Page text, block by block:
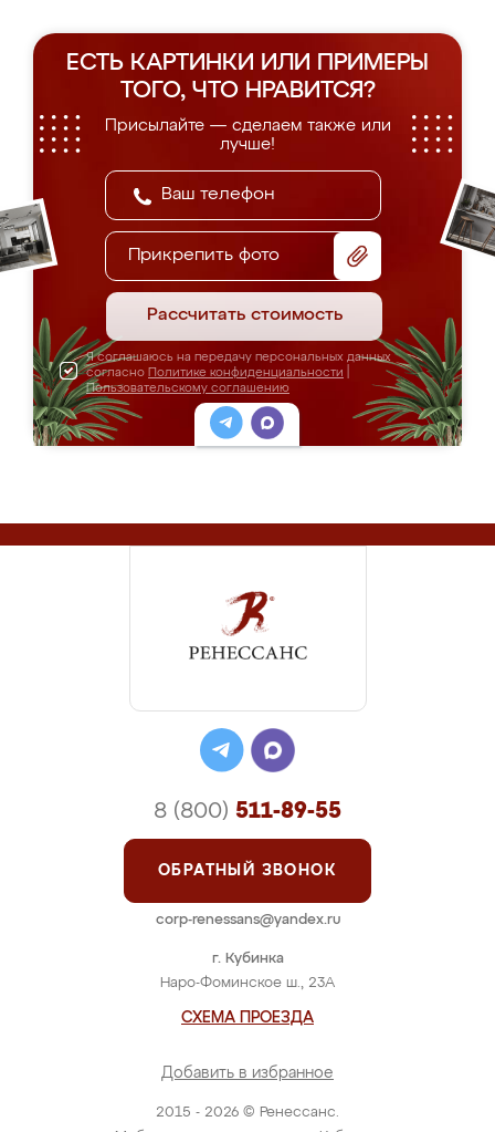
ЕСТЬ КАРТИНКИ ИЛИ ПРИМЕРЫ
ТОГО, ЧТО НРАВИТСЯ?
Присылайте — сделаем также или
лучше!
Прикрепить фото
Рассчитать стоимость
Я соглашаюсь на передачу персональных данных
согласно Политике конфиденциальности
Пользовательскому соглашению
2015 - 2026 © Ренессанс.
г. Кубинка
Наро-Фоминское ш., 23А
СХЕМА ПРОЕЗДА
Добавить в избранное
8 (800) 511-89-55
ОБРАТНЫЙ ЗВОНОК
corp-renessans@yandex.ru